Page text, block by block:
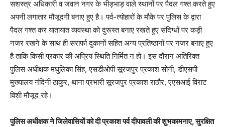
सशस्त्र अधिकारी व जवान नगर के भीड़भाड़ वाले स्थानों पर पैदल गश्त करते हुए
अपनी लगातार मौजूदगी बनाए हुए है। पर्व-त्योहारों के मौके पर पुलिस के द्वारा
पैदल गश्त कर यातायात व्यवस्था को दुरूस्त बनाए रखते हुए संदिग्धों पर कड़ी
नजर रखने के साथ ही सरार्फा दुकानों सहित अन्य प्रतिष्ठानों पर नजर बनाए हुए
है ताकि किसी प्रकार की अप्रिय स्थिति निर्मित न हो। इस दौरान अतिरिक्त
पुलिस अधीक्षक मधुलिका सिंह, एसडीओपी सूरजपुर प्रकाश सोनी, डीएसपी
मुख्यालय नंदिनी ठाकुर, थाना प्रभारी सूरजपुर प्रकाश राठौर, एएसआई विराट
विशी मौजूद रहे।
पुलिस अधीक्षक ने जिलेवासियों को दी प्रकाश पर्व दीपावली की शुभकामनाए, सुरक्षित